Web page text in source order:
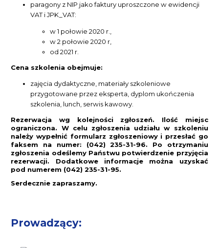
paragony z NIP jako faktury uproszczone w ewidencji
VAT i JPK_VAT:
w 1 połowie 2020 r.,
w 2 połowie 2020 r,
od 2021 r.
Cena szkolenia obejmuje:
zajęcia dydaktyczne, materiały szkoleniowe
przygotowane przez eksperta, dyplom ukończenia
szkolenia, lunch, serwis kawowy.
Rezerwacja wg kolejności zgłoszeń. Ilość miejsc
ograniczona. W celu zgłoszenia udziału w szkoleniu
należy wypełnić formularz zgłoszeniowy i przesłać go
faksem na numer: (042) 235-31-96. Po otrzymaniu
zgłoszenia odeślemy Państwu potwierdzenie przyjęcia
rezerwacji. Dodatkowe informacje można uzyskać
pod numerem (042) 235-31-95.
Serdecznie zapraszamy.
Prowadzący: